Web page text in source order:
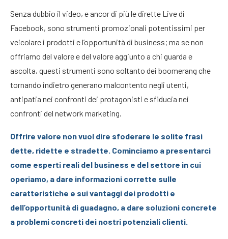
Senza dubbio il video, e ancor di più le dirette Live di
Facebook, sono strumenti promozionali potentissimi per
veicolare i prodotti e l’opportunità di business; ma se non
offriamo del valore e del valore aggiunto a chi guarda e
ascolta, questi strumenti sono soltanto dei boomerang che
tornando indietro generano malcontento negli utenti,
antipatia nei confronti dei protagonisti e sfiducia nei
confronti del network marketing.
Offrire valore non vuol dire sfoderare le solite frasi
dette, ridette e stradette. Cominciamo a presentarci
come esperti reali del business e del settore in cui
operiamo, a dare informazioni corrette sulle
caratteristiche e sui vantaggi dei prodotti e
dell’opportunità di guadagno, a dare soluzioni concrete
a problemi concreti dei nostri potenziali clienti.